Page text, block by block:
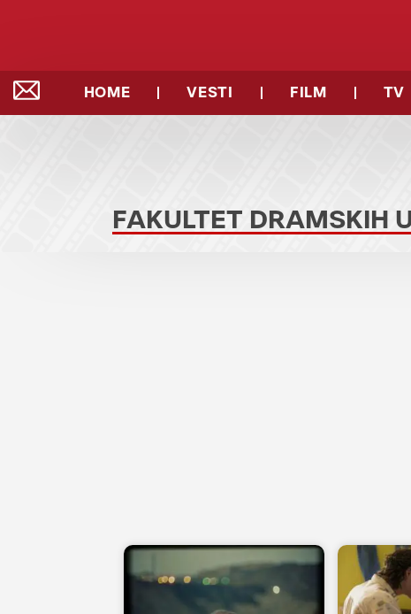
HOME VESTI FILM TV
FAKULTET DRAMSKIH